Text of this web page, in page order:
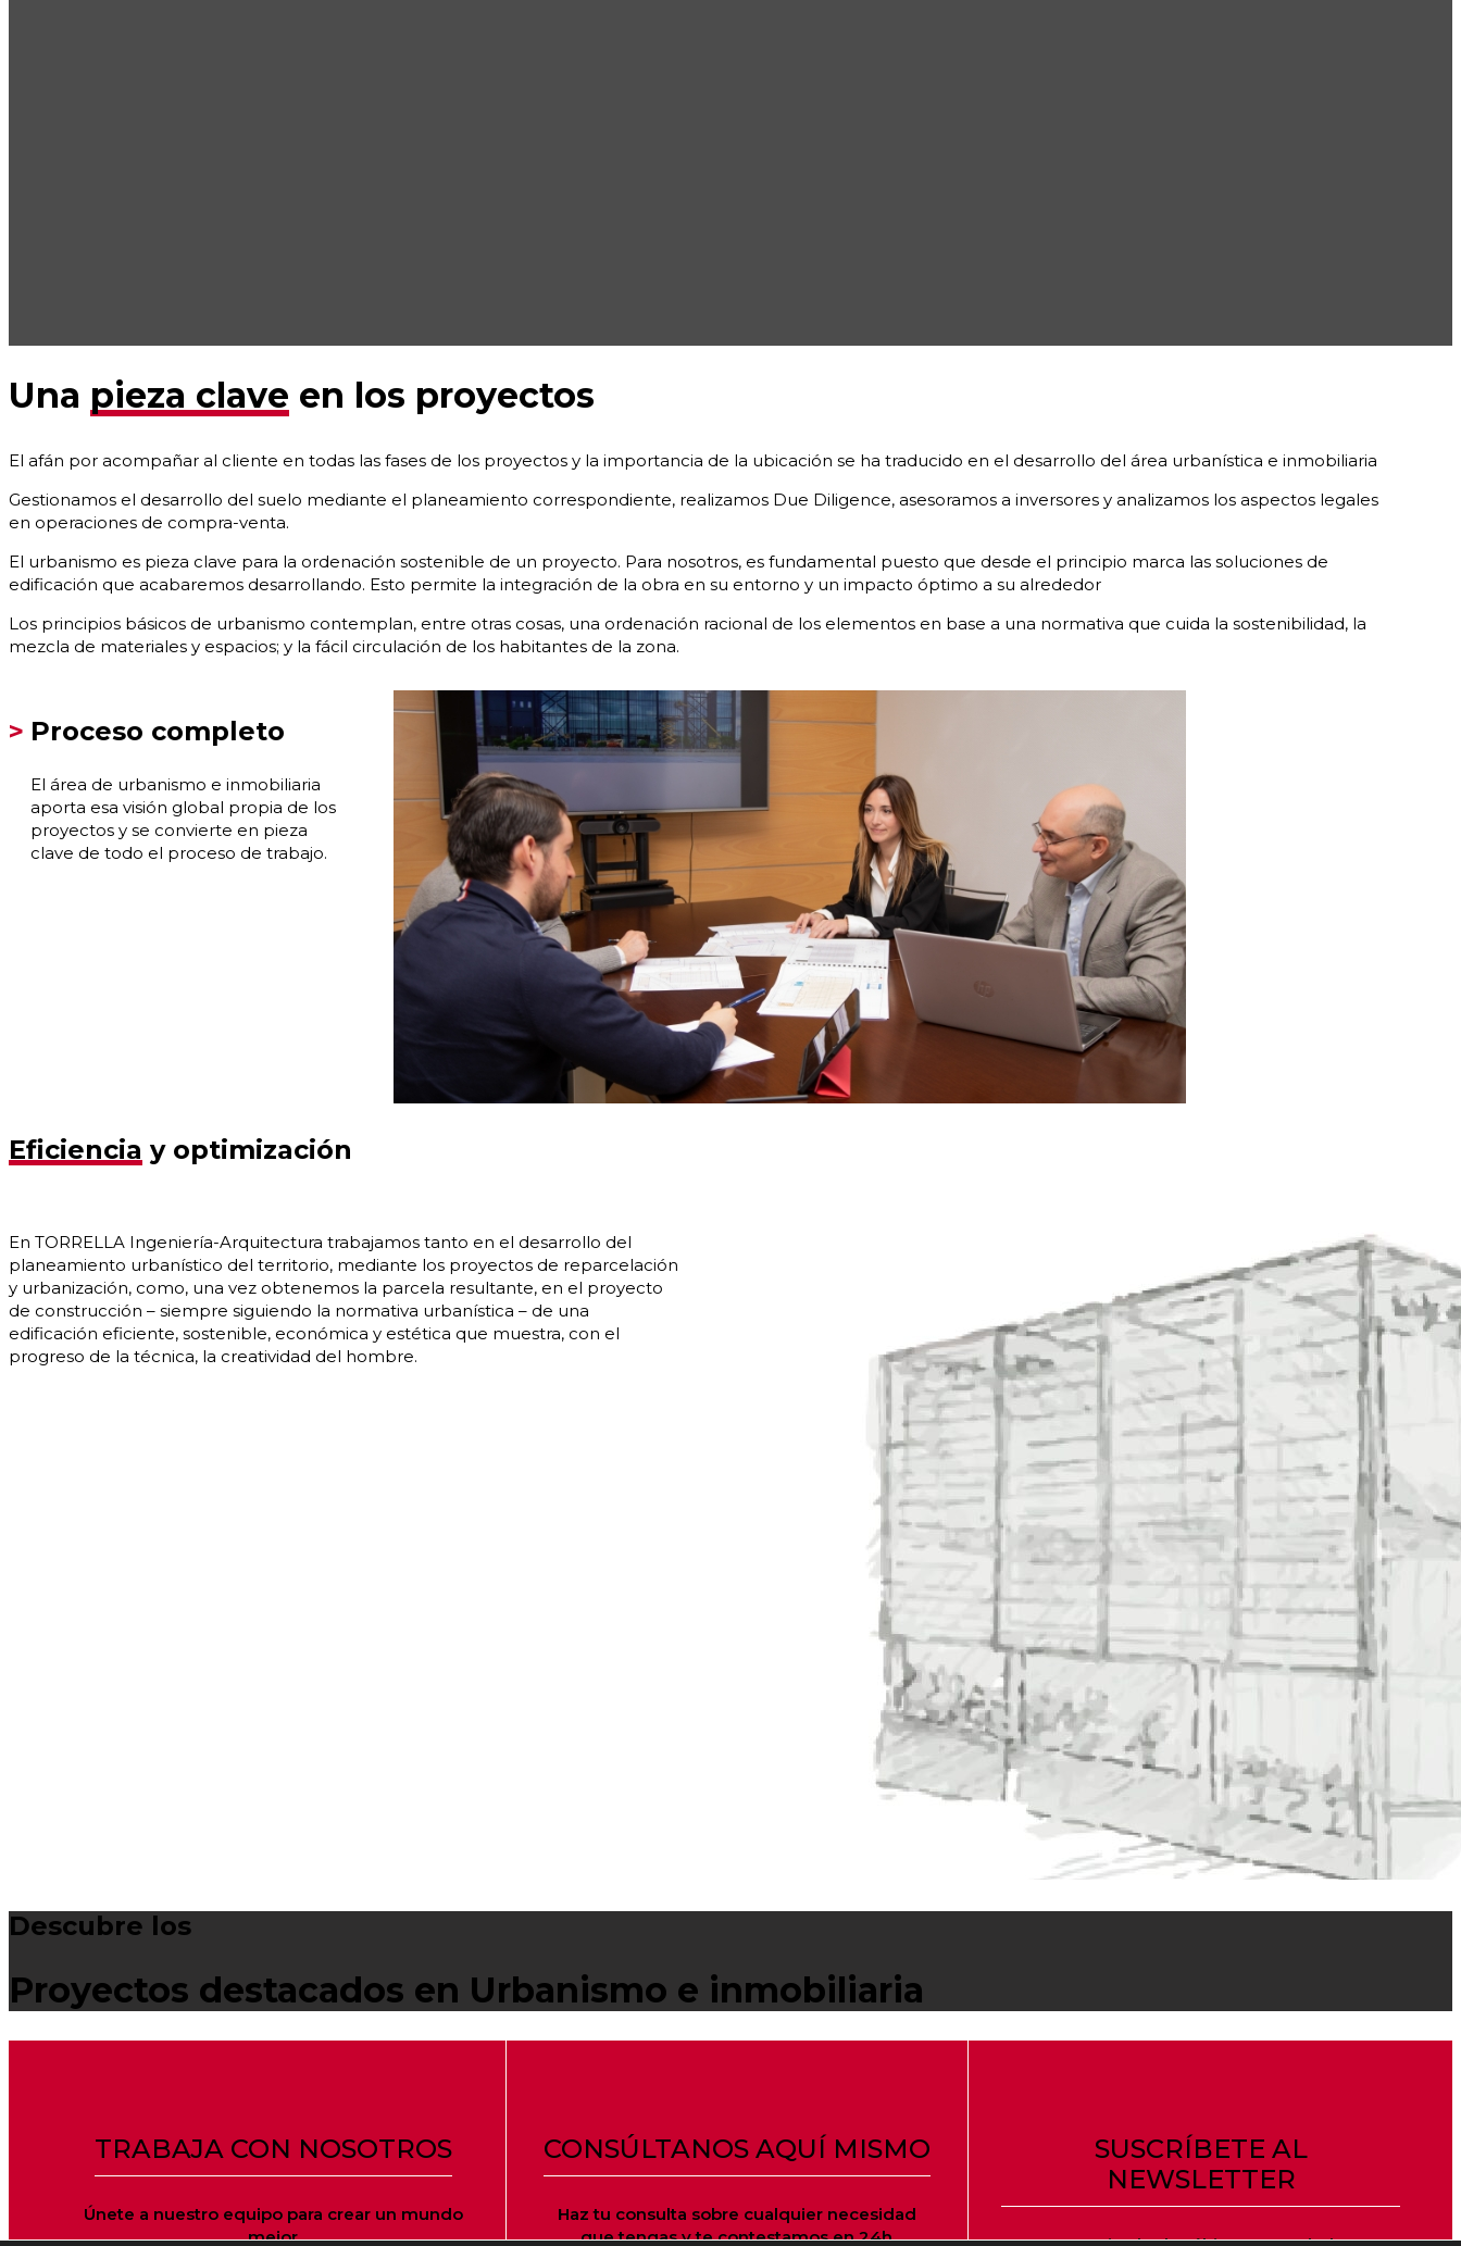
Una pieza clave en los proyectos
El afán por acompañar al cliente en todas las fases de los proyectos y la importancia de la ubicación se ha traducido en el desarrollo del área urbanística e inmobiliaria
Gestionamos el desarrollo del suelo mediante el planeamiento correspondiente, realizamos Due Diligence, asesoramos a inversores y analizamos los aspectos legales
en operaciones de compra-venta.
El urbanismo es pieza clave para la ordenación sostenible de un proyecto. Para nosotros, es fundamental puesto que desde el principio marca las soluciones de
edificación que acabaremos desarrollando. Esto permite la integración de la obra en su entorno y un impacto óptimo a su alrededor
Los principios básicos de urbanismo contemplan, entre otras cosas, una ordenación racional de los elementos en base a una normativa que cuida la sostenibilidad, la
mezcla de materiales y espacios; y la fácil circulación de los habitantes de la zona.
Proceso completo
El área de urbanismo e inmobiliaria
aporta esa visión global propia de los
proyectos y se convierte en pieza
clave de todo el proceso de trabajo.
Eficiencia y optimización
En TORRELLA Ingeniería-Arquitectura trabajamos tanto en el desarrollo del
planeamiento urbanístico del territorio, mediante los proyectos de reparcelación
y urbanización, como, una vez obtenemos la parcela resultante, en el proyecto
de construcción – siempre siguiendo la normativa urbanística – de una
edificación eficiente, sostenible, económica y estética que muestra, con el
progreso de la técnica, la creatividad del hombre.
Descubre los
Proyectos destacados en Urbanismo e inmobiliaria
TRABAJA CON NOSOTROS
Únete a nuestro equipo para crear un mundo
mejor
CONSÚLTANOS AQUÍ MISMO
Haz tu consulta sobre cualquier necesidad
que tengas y te contestamos en 24h
SUSCRÍBETE AL
NEWSLETTER